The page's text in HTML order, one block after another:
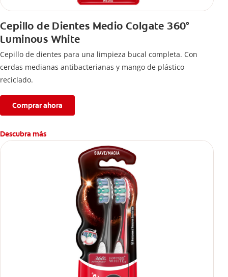
Cepillo de Dientes Medio Colgate 360°
Luminous White
Cepillo de dientes para una limpieza bucal completa. Con
cerdas medianas antibacterianas y mango de plástico
reciclado.
Comprar ahora
Descubra más